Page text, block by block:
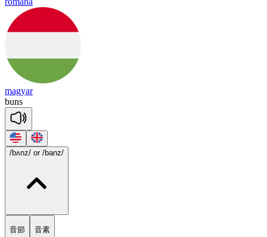
magyar
buns
/bʌnz/ or /banz/
音節 音素